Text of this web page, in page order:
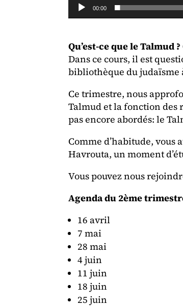
00:00
Qu’est-ce que le Talmud
Dans ce cours, il est
bibliothèque du judaïsme
Ce trimestre, nous
Talmud et la fonction des
pas encore abordés: le
Comme d’habitude,
Havrouta, un moment
Vous pouvez nous
Agenda du 2ème
16 avril
7 mai
28 mai
4 juin
11 juin
18 juin
25 juin